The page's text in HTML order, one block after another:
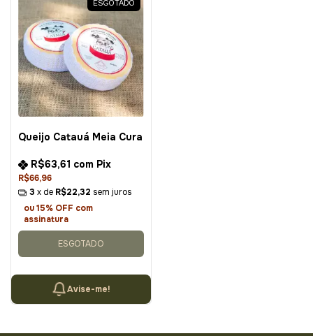
ESGOTADO
Queijo Catauá Meia Cura
R$66,96
R$63,61 com Pix
3 x de R$22,32 sem juros
ou 15% OFF com
assinatura
ESGOTADO
Avise-me!